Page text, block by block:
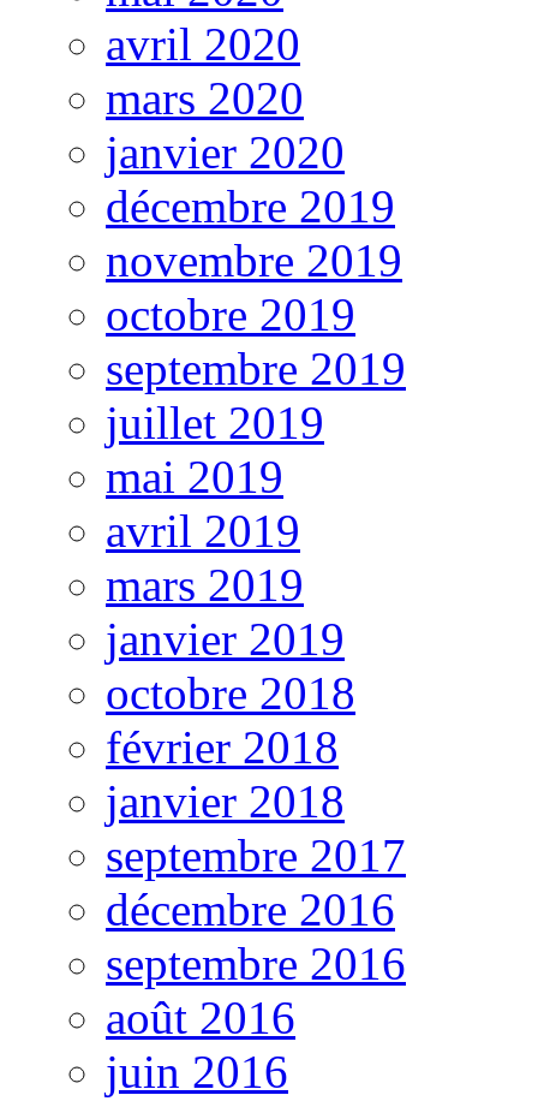
avril 2020
mars 2020
janvier 2020
décembre 2019
novembre 2019
octobre 2019
septembre 2019
juillet 2019
mai 2019
avril 2019
mars 2019
janvier 2019
octobre 2018
février 2018
janvier 2018
septembre 2017
décembre 2016
septembre 2016
août 2016
juin 2016